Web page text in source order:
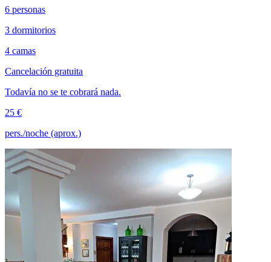
6 personas
3 dormitorios
4 camas
Cancelación gratuita
Todavía no se te cobrará nada.
25 €
pers./noche (aprox.)